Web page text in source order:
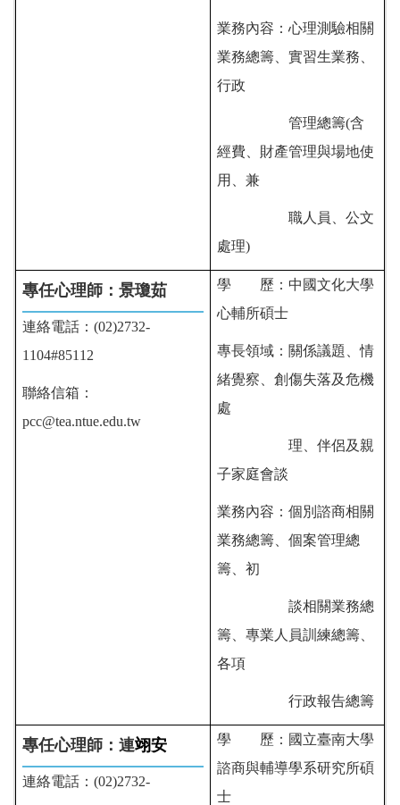
業務內容：心理測驗相關
業務總籌、實習生業務、
行政
管理總籌(含
經費、財產管理與場地使
用、兼
職人員、公文
處理)
專任心理師：景瓊茹
連絡電話：(02)2732-
1104#85112
聯絡信箱：
pcc@tea.ntue.edu.tw
學 歷：中國文化大學
心輔所碩士
專長領域：關係議題、情
緒覺察、創傷失落及危機
處
理、伴侶及親
子家庭會談
業務內容：個別諮商相關
業務總籌、個案管理總
籌、初
談相關業務總
籌、專業人員訓練總籌、
各項
行政報告總籌
專任心理師：連翊安
連絡電話：(02)2732-
學 歷：國立臺南大學
諮商與輔導學系研究所碩
士